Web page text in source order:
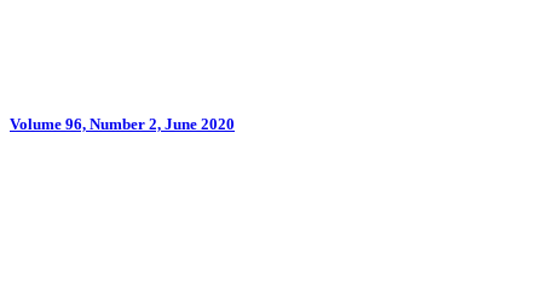
Volume 96, Number 2, June 2020